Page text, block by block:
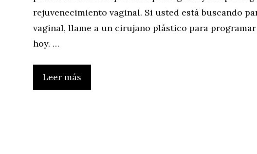
rejuvenecimiento vaginal. Si usted está buscando
vaginal, llame a un cirujano plástico para
hoy. …
Leer más